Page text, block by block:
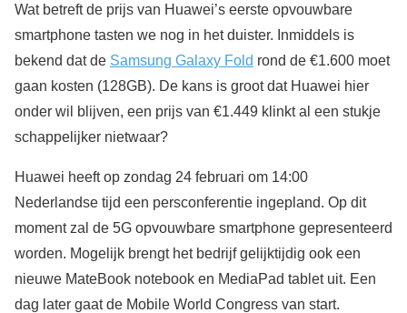
Wat betreft de prijs van Huawei’s eerste opvouwbare
smartphone tasten we nog in het duister. Inmiddels is
bekend dat de Samsung Galaxy Fold rond de €1.600 moet
gaan kosten (128GB). De kans is groot dat Huawei hier
onder wil blijven, een prijs van €1.449 klinkt al een stukje
schappelijker nietwaar?
Huawei heeft op zondag 24 februari om 14:00
Nederlandse tijd een persconferentie ingepland. Op dit
moment zal de 5G opvouwbare smartphone gepresenteerd
worden. Mogelijk brengt het bedrijf gelijktijdig ook een
nieuwe MateBook notebook en MediaPad tablet uit. Een
dag later gaat de Mobile World Congress van start.